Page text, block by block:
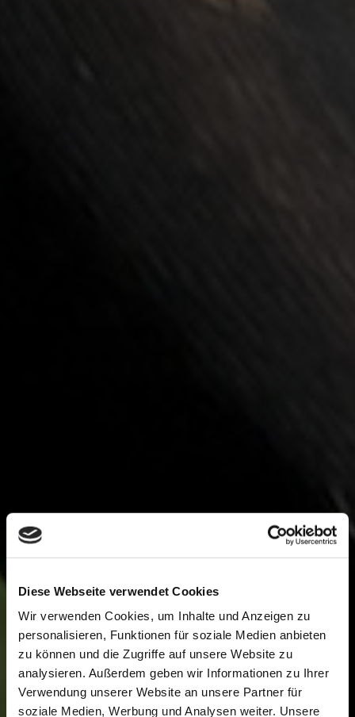
Diese Webseite verwendet Cookies
Wir verwenden Cookies, um Inhalte und Anzeigen zu
personalisieren, Funktionen für soziale Medien anbieten
zu können und die Zugriffe auf unsere Website zu
analysieren. Außerdem geben wir Informationen zu Ihrer
Verwendung unserer Website an unsere Partner für
soziale Medien, Werbung und Analysen weiter. Unsere
Burgsee